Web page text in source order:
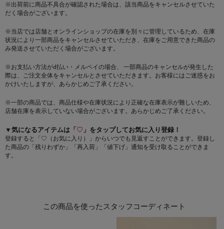
※出荷前に商品不具合が確認された場合は、該当商品をキャンセルさせていた
だく場合がございます。
※当店では店舗とオンラインショップの在庫を別々に管理しているため、在庫
状況により一部商品をキャンセルさせていただき、在庫をご用意できた商品の
み発送させていただく場合がございます。
※お支払い方法がd払い・メルペイの場合、 一部商品のキャンセルが発生した
際は、ご注文全体をキャンセルとさせていただきます。お客様にはご迷惑をお
かけいたしますが、あらかじめご了承ください。
※一部の商品では、商品仕様や在庫状況により正確な在庫表示が難しいため、
店舗在庫を表示していない場合がございます。あらかじめご了承ください。
▼気になるアイテムは「♡ 」をタップしてお気に入り登録！
登録すると「♡（お気に入り）」からいつでも見返すことができます。登録し
た商品の「残りわずか」「再入荷」「値下げ」通知を受け取ることができま
す。
この商品を使ったスタッフコーディネート